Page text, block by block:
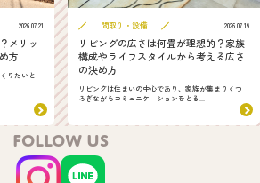
2026.07.21
メリッ
方
りたいと
間取り・設備 2026.07.19
リビングの広さは何畳が理想的？家族
構成やライフスタイルから考える広さ
の決め方
リビングは住まいの中心であり、家族が集まりくつ
ろぎながらコミュニケーションをとる...
FOLLOW US